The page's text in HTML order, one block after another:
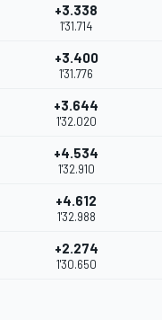
+3.338
1'31.714
+3.400
1'31.776
+3.644
1'32.020
+4.534
1'32.910
+4.612
1'32.988
+2.274
1'30.650